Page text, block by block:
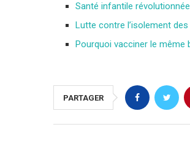
Santé infantile
Lutte contre l’isolement
Pourquoi vacciner le même
PARTAGER